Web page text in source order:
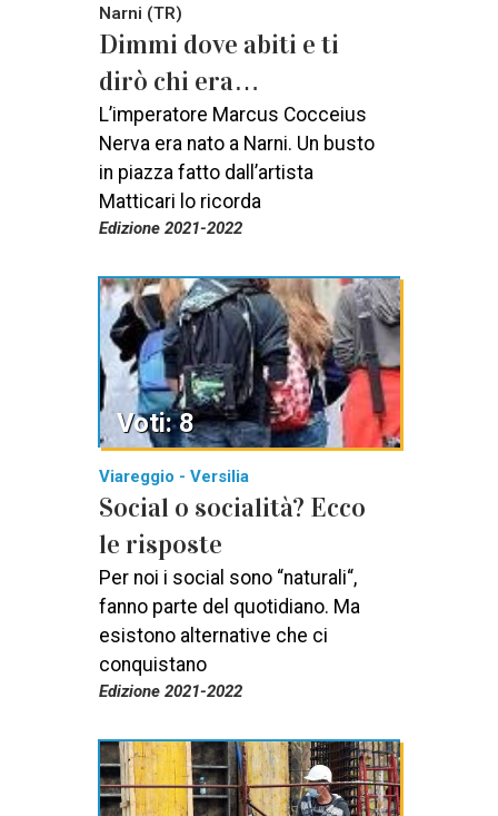
Narni (TR)
Dimmi dove abiti e ti
dirò chi era…
L’imperatore Marcus Cocceius
Nerva era nato a Narni. Un busto
in piazza fatto dall’artista
Matticari lo ricorda
Edizione 2021-2022
Viareggio - Versilia
Social o socialità? Ecco
le risposte
Per noi i social sono “naturali“,
fanno parte del quotidiano. Ma
esistono alternative che ci
conquistano
Edizione 2021-2022
Voti: 8